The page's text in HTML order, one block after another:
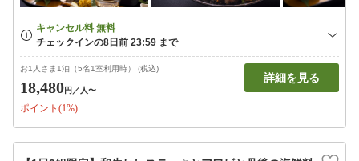
お1人さま1泊（5名1室利用時） (税込)
18,480円 ／人〜
ポイント(1%)
詳細を見る